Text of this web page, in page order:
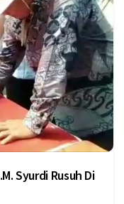
Syurdi Rusuh Di